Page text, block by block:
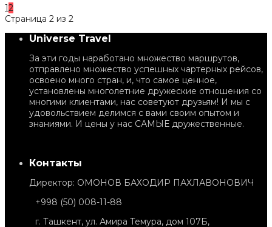
12
Страница 2 из 2
Universe Travel
За эти годы наработано множество маршрутов,
отправлено множество успешных чартерных рейсов,
освоено много стран, и, что самое ценное,
установлены многолетние дружеские отношения со
многими клиентами, нас советуют друзьям! И мы с
удовольствием делимся с вами своим опытом и
знаниями. И цены у нас САМЫЕ дружественные.
Контакты
Директор: ОМОНОВ БАХОДИР ПАХЛАВОНОВИЧ
+998 (50) 008-11-88
г. Ташкент, ул. Амира Темура, дом 107Б,